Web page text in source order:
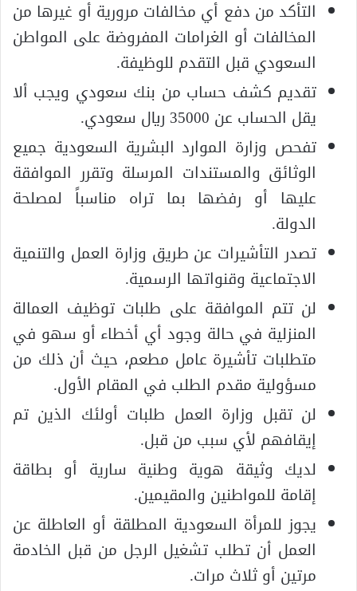
التأكد من دفع أي مخالفات مرورية أو غيرها من
المخالفات أو الغرامات المفروضة على المواطن
السعودي قبل التقدم للوظيفة.
تقديم كشف حساب من بنك سعودي ويجب ألا
يقل الحساب عن 35000 ريال سعودي.
تفحص وزارة الموارد البشرية السعودية جميع
الوثائق والمستندات المرسلة وتقرر الموافقة
عليها أو رفضها بما تراه مناسباً لمصلحة
الدولة.
تصدر التأشيرات عن طريق وزارة العمل والتنمية
الاجتماعية وقنواتها الرسمية.
لن تتم الموافقة على طلبات توظيف العمالة
المنزلية في حالة وجود أي أخطاء أو سهو في
متطلبات تأشيرة عامل مطعم، حيث أن ذلك من
مسؤولية مقدم الطلب في المقام الأول.
لن تقبل وزارة العمل طلبات أولئك الذين تم
إيقافهم لأي سبب من قبل.
لديك وثيقة هوية وطنية سارية أو بطاقة
إقامة للمواطنين والمقيمين.
يجوز للمرأة السعودية المطلقة أو العاطلة عن
العمل أن تطلب تشغيل الرجل من قبل الخادمة
مرتين أو ثلاث مرات.